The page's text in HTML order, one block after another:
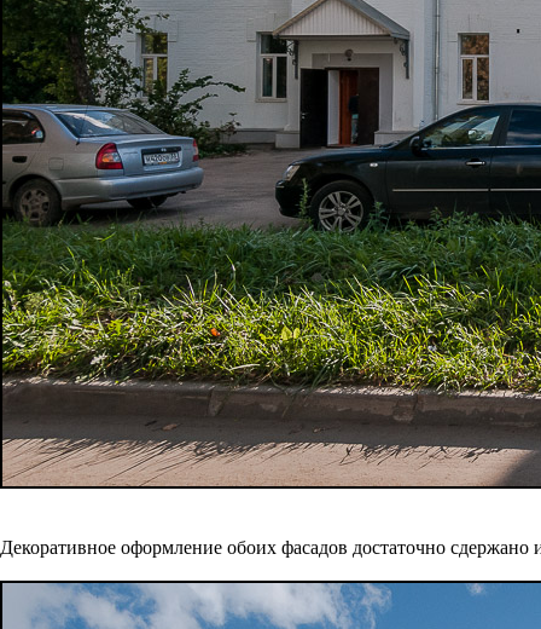
Декоративное оформление обоих фасадов достаточно